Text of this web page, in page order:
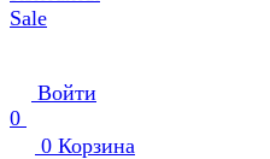
Sale
Войти
0
0 Корзина